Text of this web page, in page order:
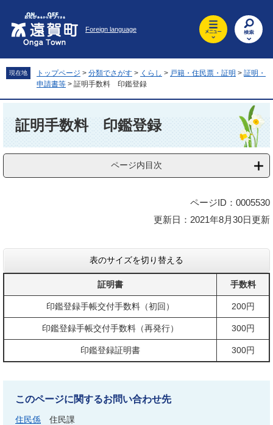
先
頭
を
飛
へ
Foreign language
現在地 トップページ > 分類でさがす > くらし > 戸籍・住民票・証明 > 証明・
申請書等 > 証明手数料 印鑑登録
証明手数料 印鑑登録
ページ内目次
ページID：0005530
更新日：2021年8月30日更新
表のサイズを切り替える
証明書 手数料
印鑑登録手帳交付手数料（初回） 200円
印鑑登録手帳交付手数料（再発行） 300円
印鑑登録証明書 300円
このページに関するお問い合わせ先
住民係
住民課